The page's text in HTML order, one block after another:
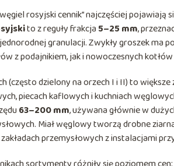
rosyjski cennik” najczęściej
to z reguły frakcja 5–25 mm,
granulacji. Zwykły groszek ma
z podajnikiem, jak i nowoczesnych
(często dzielony na orzech I i II) to
piecach kaflowych i kuchniach
63–200 mm, używana głównie w
Miał węglowy tworzą drobne
przemysłowych z instalacjami